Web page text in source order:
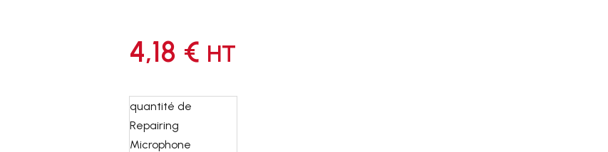
4,18 € HT
quantité de
Repairing
Microphone